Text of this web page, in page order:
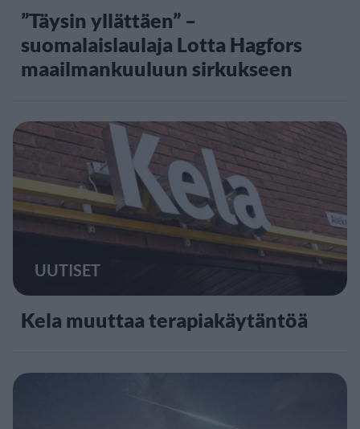
”Täysin yllättäen” –
suomalaislaulaja Lotta Hagfors
maailmankuuluun sirkukseen
UUTISET
Kela muuttaa terapiakäytäntöä